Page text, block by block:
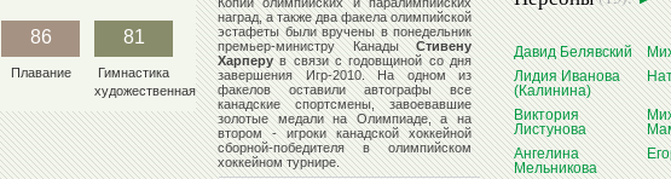
86
Плавание
81
Гимнастика
художественная
Копии олимпийских и паралимпийских
наград, а также два факела олимпийской
эстафеты были вручены в понедельник
премьер-министру КанадыСтивену
Харперув связи с годовщиной со дня
завершения Игр-2010. На одном из
факелов оставили автографы все
канадские спортсмены, завоевавшие
золотые медали на Олимпиаде, а на
втором - игроки канадской хоккейной
сборной-победителя в олимпийском
хоккейном турнире.
Давид Белявский
Лидия Иванова
(Калинина)
Виктория
Листунова
Ангелина
Мельникова